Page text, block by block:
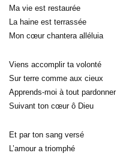
Ma vie est restaurée
La haine est terrassée
Mon cœur chantera alléluia
Viens accomplir ta volonté
Sur terre comme aux cieux
Apprends-moi à tout pardonner
Suivant ton cœur ô Dieu
Et par ton sang versé
L’amour a triomphé